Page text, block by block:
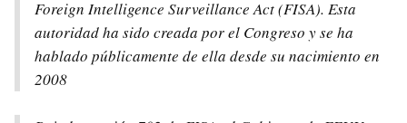
Foreign Intelligence Surveillance Act (FISA). Esta
autoridad ha sido creada por el Congreso y se ha
hablado públicamente de ella desde su nacimiento en
2008